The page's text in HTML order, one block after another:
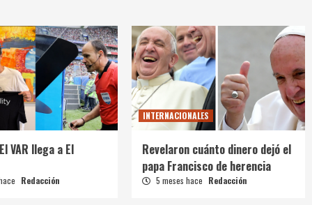
VAR llega a El
Redacción
INTERNACIONALES
Revelaron cuánto dinero dejó el
papa Francisco de herencia
5 meses hace Redacción